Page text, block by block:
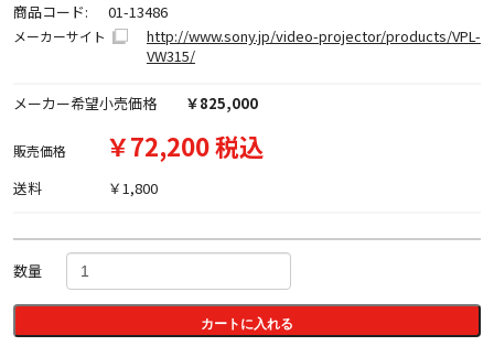
商品コード:
01-13486
メーカーサイト
http://www.sony.jp/video-projector/products/VPL-
VW315/
メーカー希望小売価格 ￥825,000
販売価格 ￥72,200 税込
送料 ￥1,800
数量
カートに入れる